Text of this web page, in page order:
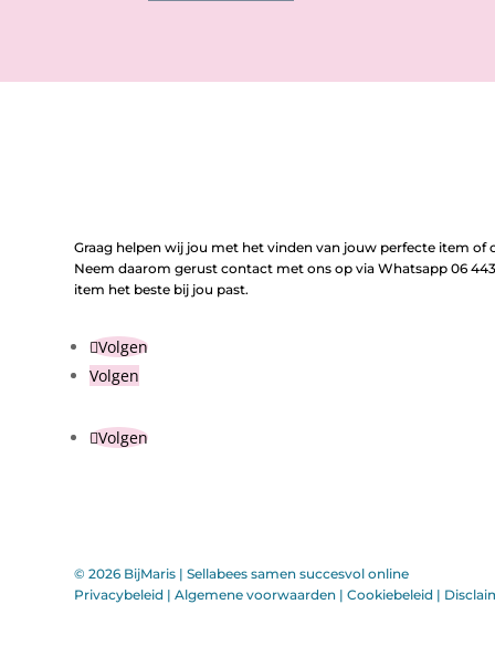
Graag helpen wij jou met het vinden van jouw perfecte item of
Neem daarom gerust contact met ons op via Whatsapp 06
item het beste bij jou past.
Volgen
Volgen
Volgen
© 2026 BijMaris |Sellabees samen succesvol online
Privacybeleid |Algemene voorwaarden |Cookiebeleid |